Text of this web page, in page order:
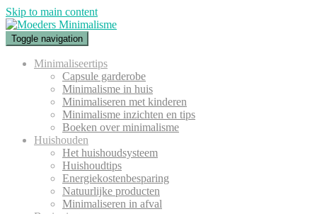
Skip to main content
Toggle navigation
Minimaliseertips
Capsule garderobe
Minimalisme in huis
Minimaliseren met kinderen
Minimalisme inzichten en tips
Boeken over minimalisme
Huishouden
Het huishoudsysteem
Huishoudtips
Energiekostenbesparing
Natuurlijke producten
Minimaliseren in afval